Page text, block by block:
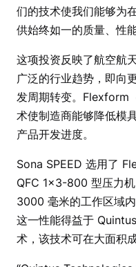
们的技术使我们能够为
供始终如一的质量、性
这项投资反映了航空航
广泛的行业趋势，即向
发周期转变。Flexform
术使制造商能够降低模
产品开发进度。
Sona SPEED 选用了
QFC 1×3-800 型压力
3000 毫米的工作区域
这一性能得益于
术，该技术可在大面积